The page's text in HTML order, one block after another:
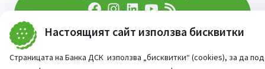
Настоящият сайт използва бисквитки
Страницата на Банка ДСК използва „бисквитки“ (cookies), за да
При въпроси -попитай AI асистента ни
Сайт от:StudioX